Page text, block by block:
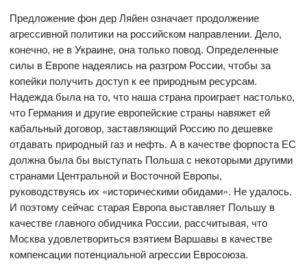
Предложение фон дер Ляйен означает продолжение
агрессивной политики на российском направлении. Дело,
конечно, не в Украине, она только повод. Определенные
силы в Европе надеялись на разгром России, чтобы за
копейки получить доступ к ее природным ресурсам.
Надежда была на то, что наша страна проиграет настолько,
что Германия и другие европейские страны навяжет ей
кабальный договор, заставляющий Россию по дешевке
отдавать природный газ и нефть. А в качестве форпоста ЕС
должна была бы выступать Польша с некоторыми другими
странами Центральной и Восточной Европы,
руководствуясь их «историческими обидами». Не удалось.
И поэтому сейчас старая Европа выставляет Польшу в
качестве главного обидчика России, рассчитывая, что
Москва удовлетвориться взятием Варшавы в качестве
компенсации потенциальной агрессии Евросоюза.